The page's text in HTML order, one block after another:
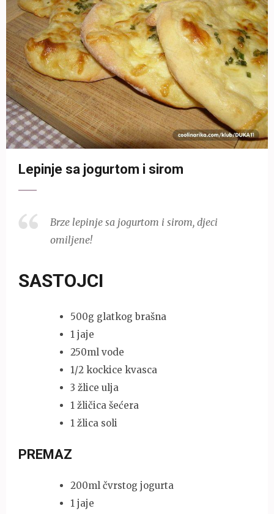
Lepinje sa jogurtom i sirom
Brze lepinje sa jogurtom i sirom, djeci
omiljene!
SASTOJCI
500g glatkog brašna
1 jaje
250ml vode
1/2 kockice kvasca
3 žlice ulja
1 žličica šećera
1 žlica soli
PREMAZ
200ml čvrstog jogurta
1 jaje